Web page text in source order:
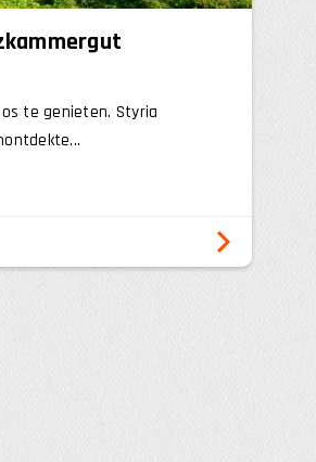
te genieten. Styria